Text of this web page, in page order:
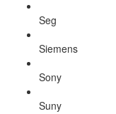
Seg
Siemens
Sony
Suny